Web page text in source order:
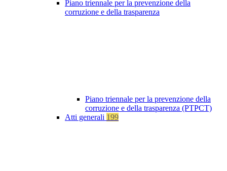
Piano triennale per la prevenzione della
corruzione e della trasparenza
Piano triennale per la prevenzione della
corruzione e della trasparenza (PTPCT)
Atti generali 199